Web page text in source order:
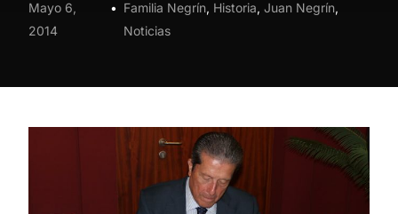
Mayo 6,
2014
Familia Negrín, Historia, Juan Negrín,
Noticias